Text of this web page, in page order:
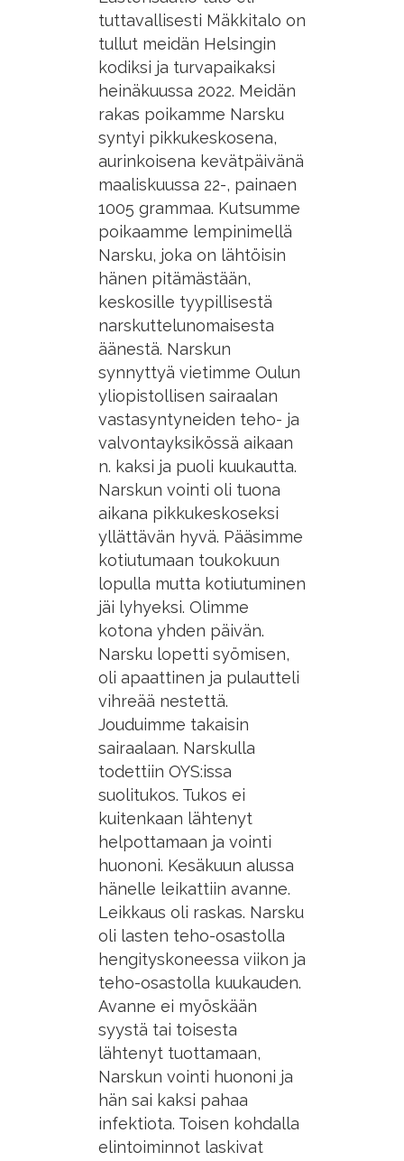
tuttavallisesti Mäkkitalo on
tullut meidän Helsingin
kodiksi ja turvapaikaksi
heinäkuussa 2022. Meidän
rakas poikamme Narsku
syntyi pikkukeskosena,
aurinkoisena kevätpäivänä
maaliskuussa 22-, painaen
1005 grammaa. Kutsumme
poikaamme lempinimellä
Narsku, joka on lähtöisin
hänen pitämästään,
keskosille tyypillisestä
narskuttelunomaisesta
äänestä. Narskun
synnyttyä vietimme Oulun
yliopistollisen sairaalan
vastasyntyneiden teho- ja
valvontayksikössä aikaan
n. kaksi ja puoli kuukautta.
Narskun vointi oli tuona
aikana pikkukeskoseksi
yllättävän hyvä. Pääsimme
kotiutumaan toukokuun
lopulla mutta kotiutuminen
jäi lyhyeksi. Olimme
kotona yhden päivän.
Narsku lopetti syömisen,
oli apaattinen ja pulautteli
vihreää nestettä.
Jouduimme takaisin
sairaalaan. Narskulla
todettiin OYS:issa
suolitukos. Tukos ei
kuitenkaan lähtenyt
helpottamaan ja vointi
huononi. Kesäkuun alussa
hänelle leikattiin avanne.
Leikkaus oli raskas. Narsku
oli lasten teho-osastolla
hengityskoneessa viikon ja
teho-osastolla kuukauden.
Avanne ei myöskään
syystä tai toisesta
lähtenyt tuottamaan,
Narskun vointi huononi ja
hän sai kaksi pahaa
infektiota. Toisen kohdalla
elintoiminnot laskivat